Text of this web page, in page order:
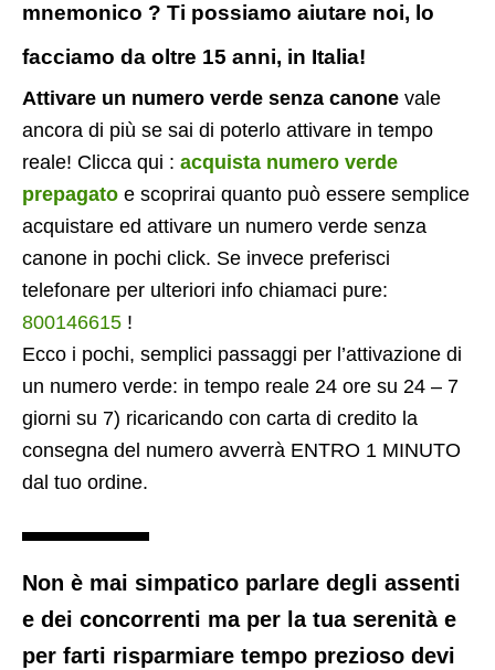
mnemonico ? Ti possiamo aiutare noi, lo
facciamo da oltre 15 anni, in Italia!
Attivare un numero verde senza canone vale
ancora di più se sai di poterlo attivare in tempo
reale! Clicca qui : acquista numero verde
prepagato e scoprirai quanto può essere semplice
acquistare ed attivare un numero verde senza
canone in pochi click. Se invece preferisci
telefonare per ulteriori info chiamaci pure:
800146615 !
Ecco i pochi, semplici passaggi per l’attivazione di
un numero verde: in tempo reale 24 ore su 24 – 7
giorni su 7) ricaricando con carta di credito la
consegna del numero avverrà ENTRO 1 MINUTO
dal tuo ordine.
Non è mai simpatico parlare degli assenti
e dei concorrenti ma per la tua serenità e
per farti risparmiare tempo prezioso devi